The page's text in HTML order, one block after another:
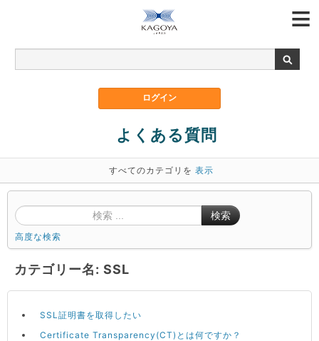
よくある質問
すべてのカテゴリを 表示
検索
高度な検索
カテゴリー名: SSL
SSL証明書を取得したい
Certificate Transparency(CT)とは何ですか？